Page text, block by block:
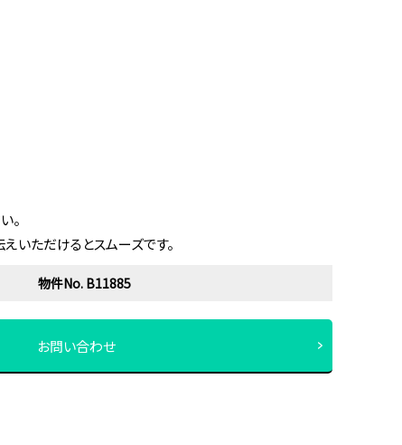
。
いただけるとスムーズです。
物件No. B11885
お問い合わせ